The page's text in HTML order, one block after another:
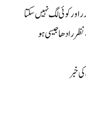
کوئی لگ نہیں سکتا
رادھا جیسی ہو
خبر